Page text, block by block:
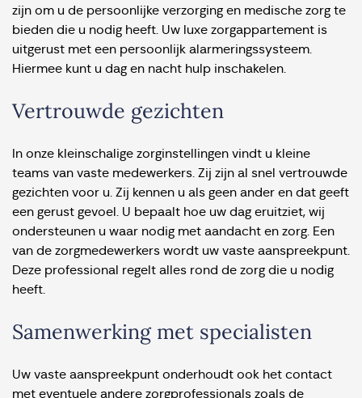
zijn om u de persoonlijke verzorging en medische zorg te
bieden die u nodig heeft. Uw luxe zorgappartement is
uitgerust met een persoonlijk alarmeringssysteem.
Hiermee kunt u dag en nacht hulp inschakelen.
Vertrouwde gezichten
In onze kleinschalige zorginstellingen vindt u kleine
teams van vaste medewerkers. Zij zijn al snel vertrouwde
gezichten voor u. Zij kennen u als geen ander en dat geeft
een gerust gevoel. U bepaalt hoe uw dag eruitziet, wij
ondersteunen u waar nodig met aandacht en zorg. Een
van de zorgmedewerkers wordt uw vaste aanspreekpunt.
Deze professional regelt alles rond de zorg die u nodig
heeft.
Samenwerking met specialisten
Uw vaste aanspreekpunt onderhoudt ook het contact
met eventuele andere zorgprofessionals zoals de